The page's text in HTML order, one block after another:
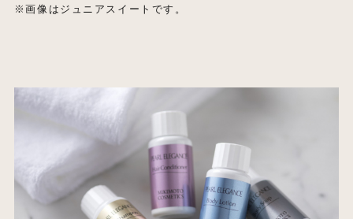
※画像はジュニアスイートです。